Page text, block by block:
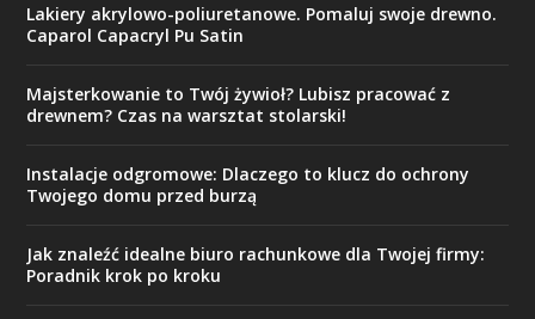
Lakiery akrylowo-poliuretanowe. Pomaluj swoje drewno.
Caparol Capacryl Pu Satin
Majsterkowanie to Twój żywioł? Lubisz pracować z
drewnem? Czas na warsztat stolarski!
Instalacje odgromowe: Dlaczego to klucz do ochrony
Twojego domu przed burzą
Jak znaleźć idealne biuro rachunkowe dla Twojej firmy:
Poradnik krok po kroku